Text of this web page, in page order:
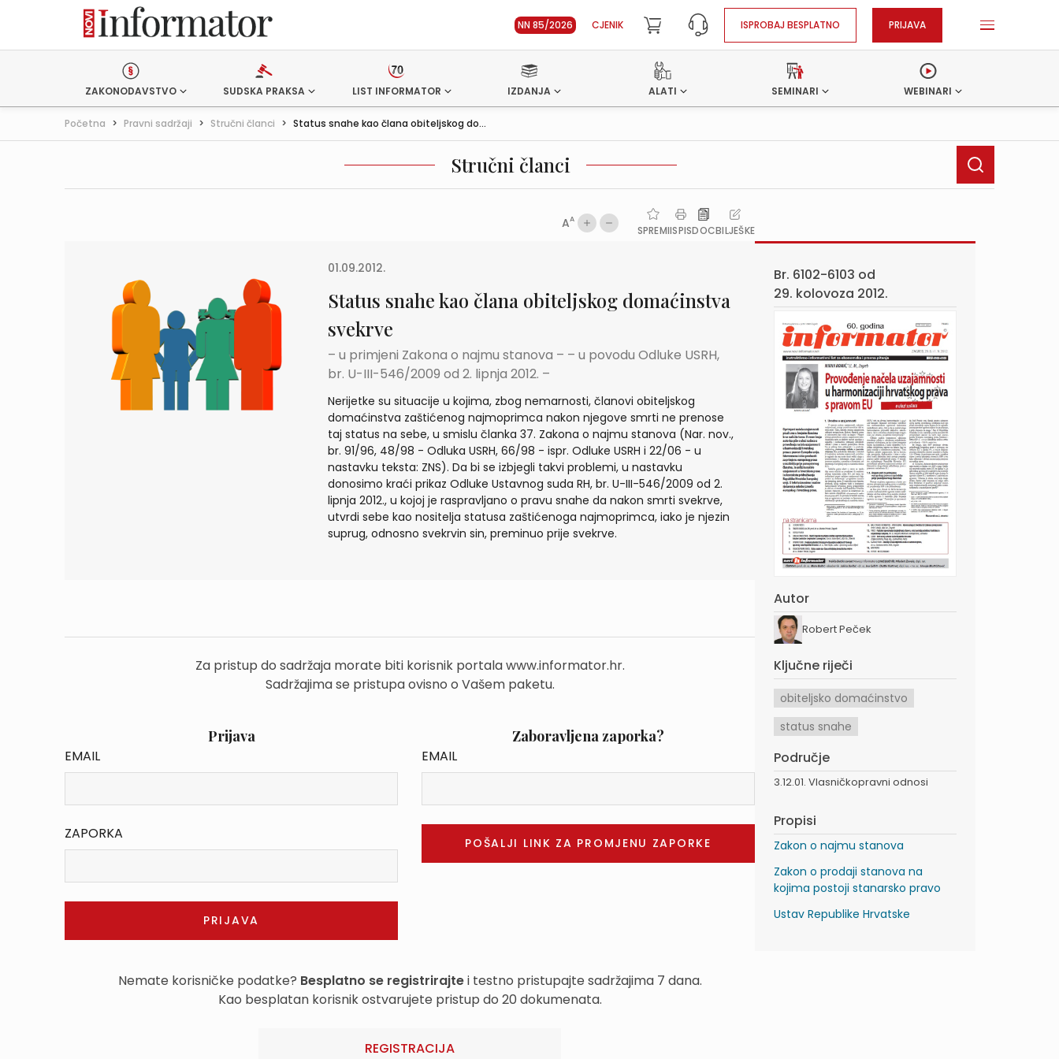
NN 85/2026 CJENIK ISPROBAJ BESPLATNO PRIJAVA
ZAKONODAVSTVO SUDSKA PRAKSA LIST INFORMATOR IZDANJA ALATI SEMINARI WEBINARI
Početna > Pravni sadržaji > Stručni članci > Status snahe kao člana obiteljskog do...
Stručni članci
AA
SPREMIISPISDOCBILJEŠKE
01.09.2012.
Status snahe kao člana obiteljskog domaćinstva
svekrve
– u primjeni Zakona o najmu stanova – – u povodu Odluke USRH,
br. U-III-546/2009 od 2. lipnja 2012. –
Nerijetke su situacije u kojima, zbog nemarnosti, članovi obiteljskog
domaćinstva zaštićenog najmoprimca nakon njegove smrti ne prenose
taj status na sebe, u smislu članka 37. Zakona o najmu stanova (Nar. nov.,
br. 91/96, 48/98 - Odluka USRH, 66/98 - ispr. Odluke USRH i 22/06 - u
nastavku teksta: ZNS). Da bi se izbjegli takvi problemi, u nastavku
donosimo kraći prikaz Odluke Ustavnog suda RH, br. U-III-546/2009 od 2.
lipnja 2012., u kojoj je raspravljano o pravu snahe da nakon smrti svekrve,
utvrdi sebe kao nositelja statusa zaštićenoga najmoprimca, iako je njezin
suprug, odnosno svekrvin sin, preminuo prije svekrve.
Za pristup do sadržaja morate biti korisnik portala www.informator.hr.
Sadržajima se pristupa ovisno o Vašem paketu.
Prijava
EMAIL
ZAPORKA
Zaboravljena zaporka?
EMAIL
Nemate korisničke podatke? Besplatno se registrirajtei testno pristupajte sadržajima 7 dana.
Kao besplatan korisnik ostvarujete pristup do 20 dokumenata.
REGISTRACIJA
Br. 6102-6103 od
29. kolovoza 2012.
Autor
Robert Peček
Ključne riječi
obiteljsko domaćinstvo
status snahe
Područje
3.12.01. Vlasničkopravni odnosi
Propisi
Zakon o najmu stanova
Zakon o prodaji stanova na
kojima postoji stanarsko pravo
Ustav Republike Hrvatske